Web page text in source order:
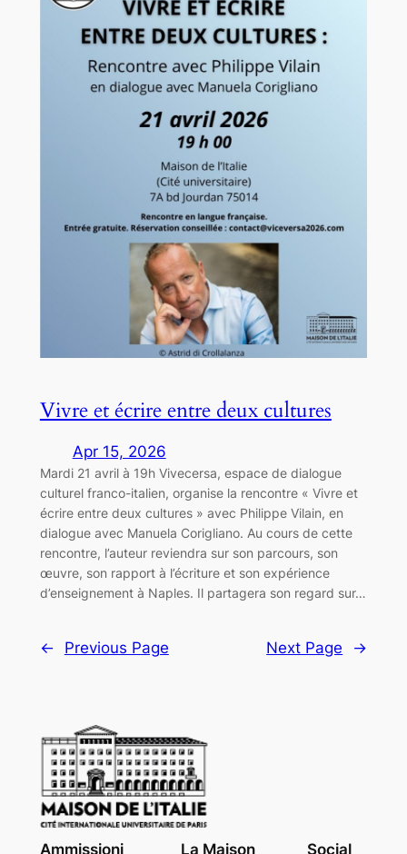
Vivre et écrire entre deux cultures
Apr 15, 2026
Mardi 21 avril à 19h Vivecersa, espace de dialogue
culturel franco-italien, organise la rencontre « Vivre et
écrire entre deux cultures » avec Philippe Vilain, en
dialogue avec Manuela Corigliano. Au cours de cette
rencontre, l’auteur reviendra sur son parcours, son
œuvre, son rapport à l’écriture et son expérience
d’enseignement à Naples. Il partagera son regard sur…
← Previous Page Next Page →
Ammissioni La Maison Social